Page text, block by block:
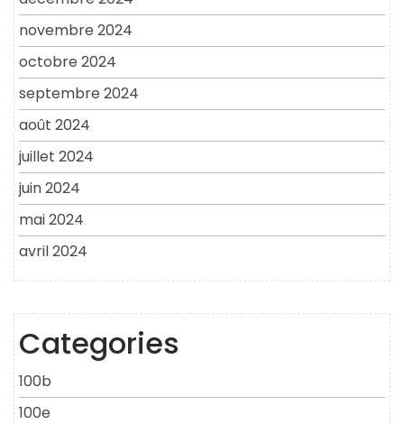
novembre 2024
octobre 2024
septembre 2024
août 2024
juillet 2024
juin 2024
mai 2024
avril 2024
Categories
100b
100e